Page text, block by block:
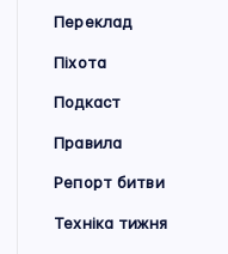
Переклад
Піхота
Подкаст
Правила
Репорт битви
Техніка тижня